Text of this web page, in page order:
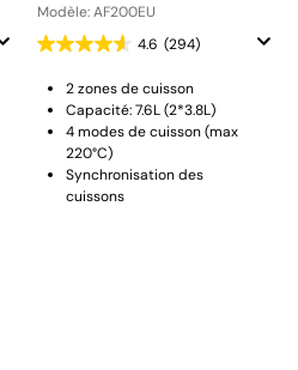
Modèle: AF200EU
4.6 (294)
2 zones de cuisson
Capacité: 7.6L (2*3.8L)
4 modes de cuisson (max
220°C)
Synchronisation des
cuissons